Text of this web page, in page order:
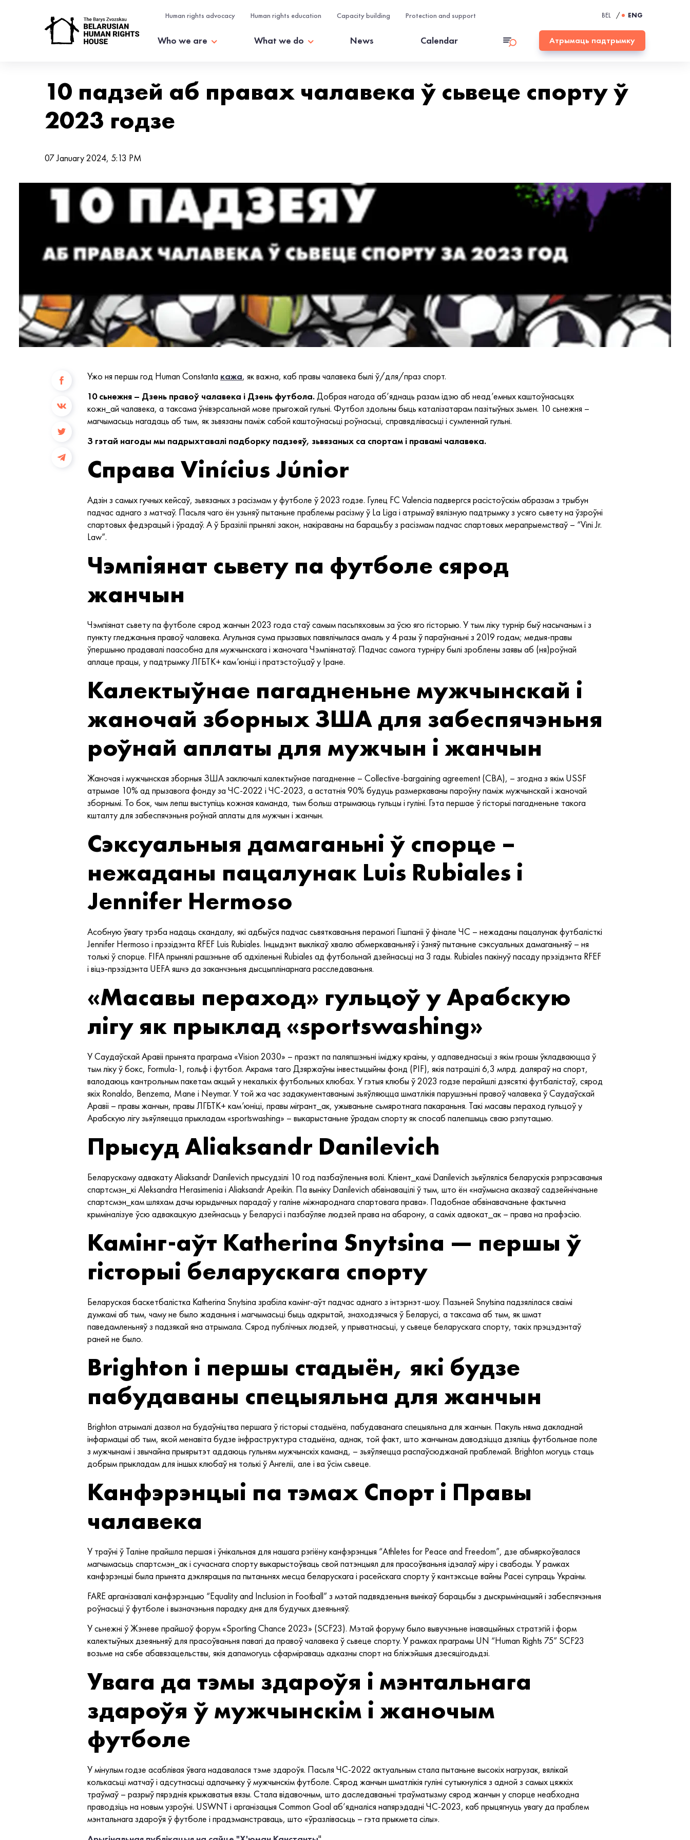
Human rights advocacy Human rights education Capacity building Protection and support BEL / ENG
Who we are What we do News Calendar Атрымаць падтрымку
10 падзей аб правах чалавека ў сьвеце спорту ў
2023 годзе
07 January 2024, 5:13 PM
Ужо ня першы год Human Constanta кажа, як важна, каб правы чалавека былі ў/для/праз спорт.
10 сьнежня – Дзень правоў чалавека і Дзень футбола.Добрая нагода аб’яднаць разам ідэю аб неад’емных каштоўнасьцях
кожн_ай чалавека, а таксама ўнівэрсальнай мове прыгожай гульні. Футбол здольны быць каталізатарам пазітыўных зьмен. 10 сьнежня –
магчымасьць нагадаць аб тым, як зьвязаны паміж сабой каштоўнасьці роўнасьці, справядлівасьці і сумленнай гульні.
З гэтай нагоды мы падрыхтавалі падборку падзеяў, зьвязаных са спортам і правамі чалавека.
Справа Vinícius Júnior
Адзін з самых гучных кейсаў, зьвязаных з расізмам у футболе ў 2023 годзе. Гулец FC Valencia падвергся расістоўскім абразам з трыбун
падчас аднаго з матчаў. Пасьля чаго ён узьняў пытаньне праблемы расізму ў La Liga і атрымаў вялізную падтрымку з усяго сьвету на ўзроўні
спартовых федэрацый і ўрадаў. А ў Бразіліі прынялі закон, накіраваны на барацьбу з расізмам падчас спартовых мерапрыемстваў – “Vini Jr.
Law”.
Чэмпіянат сьвету па футболе сярод
жанчын
Чэмпіянат сьвету па футболе сярод жанчын 2023 года стаў самым пасьпяховым за ўсю яго гісторыю. У тым ліку турнір быў насычаным і з
пункту гледжаньня правоў чалавека. Агульная сума прызавых павялічылася амаль у 4 разы ў параўнаньні з 2019 годам; медыя-правы
ўпершыню прадавалі паасобна для мужчынскага і жаночага Чэмпіянатаў. Падчас самога турніру былі зроблены заявы аб (ня)роўнай
аплаце працы, у падтрымку ЛГБТК+ кам’юніці і пратэстоўцаў у Іране.
Калектыўнае пагадненьне мужчынскай і
жаночай зборных ЗША для забеспячэньня
роўнай аплаты для мужчын і жанчын
Жаночая і мужчынская зборныя ЗША заключылі калектыўнае пагадненне – Collective-bargaining agreement (CBA), – згодна з якім USSF
атрымае 10% ад прызавога фонду за ЧС-2022 і ЧС-2023, а астатнія 90% будуць размеркаваны пароўну паміж мужчынскай і жаночай
зборнымі. То бок, чым лепш выступіць кожная каманда, тым больш атрымаюць гульцы і гуліні. Гэта першае ў гісторыі пагадненьне такога
кшталту для забеспячэньня роўнай аплаты для мужчын і жанчын.
Сэксуальныя дамаганьні ў спорце –
нежаданы пацалунак Luis Rubiales і
Jennifer Hermoso
Асобную ўвагу трэба надаць скандалу, які адбыўся падчас сьвяткаваньня перамогі Гішпаніі ў фінале ЧС – нежаданы пацалунак футбалісткі
Jennifer Hermoso і прэзідэнта RFEF Luis Rubiales. Інцыдэнт выклікаў хвалю абмеркаваньняў і ўзняў пытаньне сэксуальных дамаганьняў – ня
толькі ў спорце. FIFA прынялі рашэньне аб адхіленьні Rubiales ад футбольнай дзейнасьці на 3 гады. Rubiales пакінуў пасаду прэзідэнта RFEF
і віцэ-прэзідэнта UEFA яшчэ да заканчэньня дысцыплінарнага расследаваньня.
«Масавы пераход» гульцоў у Арабскую
лігу як прыклад «sportswashing»
У Саудаўскай Аравіі прынята праграма «Vision 2030» – праэкт па паляпшэньні іміджу краіны, у адпаведнасьці з якім грошы ўкладваюцца ў
тым ліку ў бокс, Formula-1, гольф і футбол. Акрамя таго Дзяржаўны інвестыцыйны фонд (PIF), якія патрацілі 6,3 млрд. даляраў на спорт,
валодаюць кантрольным пакетам акцый у некалькіх футбольных клюбах. У гэтыя клюбы ў 2023 годзе перайшлі дзясяткі футбалістаў, сярод
якіх Ronaldo, Benzema, Mane і Neymar. У той жа час задакументаванымі зьяўляюцца шматлікія парушэньні правоў чалавека ў Саудаўскай
Аравіі – правы жанчын, правы ЛГБТК+ кам’юніці, правы мігрант_ак, ужываньне сьмяротнага пакараньня. Такі масавы пераход гульцоў у
Арабскую лігу зьяўляецца прыкладам «sportswashing» – выкарыстаньне ўрадам спорту як спосаб палепшыць сваю рэпутацыю.
Прысуд Aliaksandr Danilevich
Беларускаму адвакату Aliaksandr Danilevich прысудзілі 10 год пазбаўленьня волі. Кліент_камі Danilevich зьяўляліся беларускія рэпрэсаваныя
спартсмэн_кі Aleksandra Herasimenia і Aliaksandr Apeikin. Па выніку Danilevich абвінавацілі ў тым, што ён «наўмысна аказваў садзейнічаньне
спартсмэн_кам шляхам дачы юрыдычных парадаў у галіне міжнароднага спартовага права». Падобнае абвінавачаньне фактычна
крыміналізуе ўсю адвакацкую дзейнасьць у Беларусі і пазбаўляе людзей права на абарону, а саміх адвокат_ак – права на прафэсію.
Камінг-аўт Katherina Snytsina — першы ў
гісторыі беларускага спорту
Беларуская баскетбалістка Katherina Snytsina зрабіла камінг-аўт падчас аднаго з інтэрнэт-шоу. Пазьней Snytsina падзялілася сваімі
думкамі аб тым, чаму не было жаданьня і магчымасьці быць адкрытай, знаходзячыся ў Беларусі, а таксама аб тым, як шмат
паведамленьняў з падзякай яна атрымала. Сярод публічных людзей, у прыватнасьці, у сьвеце беларускага спорту, такіх прэцэдэнтаў
раней не было.
Brighton і першы стадыён, які будзе
пабудаваны спецыяльна для жанчын
Brighton атрымалі дазвол на будаўніцтва першага ў гісторыі стадыёна, пабудаванага спецыяльна для жанчын. Пакуль няма дакладнай
інфармацыі аб тым, якой менавіта будзе інфраструктура стадыёна, аднак, той факт, што жанчынам даводзіцца дзяліць футбольнае поле
з мужчынамі і звычайна прыярытэт аддаюць гульням мужчынскіх каманд, – зьяўляецца распаўсюджанай праблемай. Brighton могуць стаць
добрым прыкладам для іншых клюбаў ня толькі ў Ангеліі, але і ва ўсім сьвеце.
Канфэрэнцыі па тэмах Спорт і Правы
чалавека
У траўні ў Таліне прайшла першая і ўнікальная для нашага рэгіёну канфэрэнцыя “Athletes for Peace and Freedom”, дзе абмяркоўвалася
магчымасьць спартсмэн_ак і сучаснага спорту выкарыстоўваць свой патэнцыял для прасоўваньня ідэалаў міру і свабоды. У рамках
канфэрэнцыі была прынята дэклярацыя па пытаньнях месца беларускага і расейскага спорту ў кантэксьце вайны Расеі супраць Украіны.
FARE арганізавалі канфэрэнцыю “Equality and Inclusion in Football” з мэтай падвядзеньня вынікаў барацьбы з дыскрымінацыяй і забеспячэньня
роўнасьці ў футболе і вызначэньня парадку дня для будучых дзеяньняў.
У сьнежні ў Жэневе прайшоў форум «Sporting Chance 2023» (SCF23). Мэтай форуму было вывучэньне інавацыйных стратэгій і форм
калектыўных дзеяньняў для прасоўваньня павагі да правоў чалавека ў сьвеце спорту. У рамках праграмы UN “Human Rights 75” SCF23
возьме на сябе абавязацельствы, якія дапамогуць сфарміраваць адказны спорт на бліжэйшыя дзесяцігодьдзі.
Увага да тэмы здароўя і мэнтальнага
здароўя ў мужчынскім і жаночым
футболе
У мінулым годзе асаблівая ўвага надавалася тэме здароўя. Пасьля ЧС-2022 актуальным стала пытаньне высокіх нагрузак, вялікай
колькасьці матчаў і адсутнасьці адпачынку ў мужчынскім футболе. Сярод жанчын шматлікія гуліні сутыкнуліся з адной з самых цяжкіх
траўмаў – разрыў пярэднія крыжаватыя вязы. Стала відавочным, што даследаваньні траўматызму сярод жанчын у спорце неабходна
праводзіць на новым узроўні. USWNT і арганізацыя Common Goal аб’ядналіся напярэдадні ЧС-2023, каб прыцягнуць увагу да праблем
мэнтальнага здароўя ў футболе і прадэманстраваць, што «ўразлівасьць – гэта прыкмета сілы».